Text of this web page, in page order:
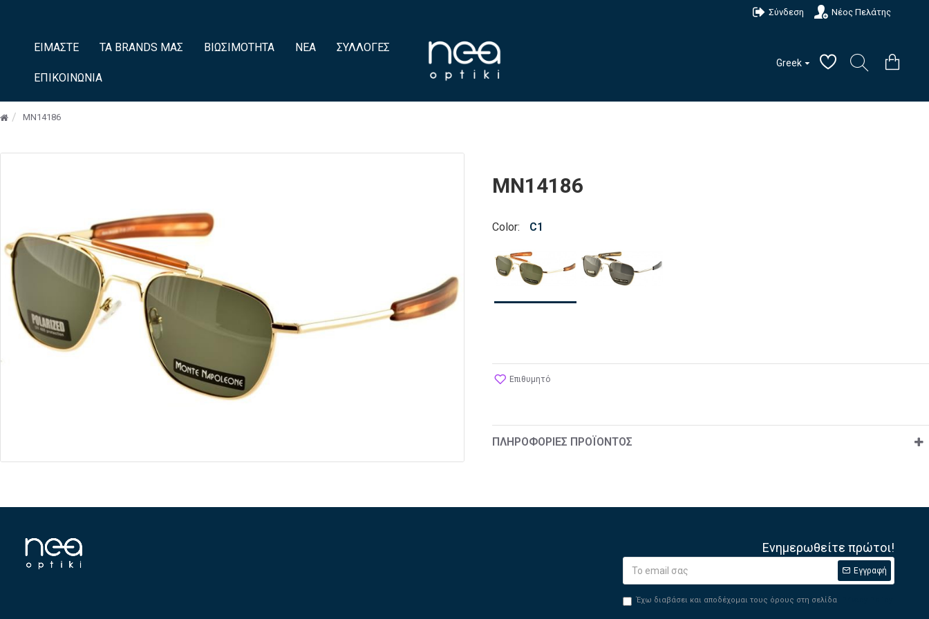
Σύνδεση Νέος Πελάτης
ΕΊΜΑΣΤΕ ΤΑ BRANDS ΜΑΣ ΒΙΩΣΙΜΌΤΗΤΑ ΝΈΑ ΣΥΛΛΟΓΈΣ
ΕΠΙΚΟΙΝΩΝΊΑ
Greek
MN14186
MN14186
Color: C1
Επιθυμητό
ΠΛΗΡΟΦΟΡΊΕΣ ΠΡΟΪΌΝΤΟΣ
Ενημερωθείτε πρώτοι!
Εγγραφή
Έχω διαβάσει και αποδέχομαι τους όρους στη σελίδα